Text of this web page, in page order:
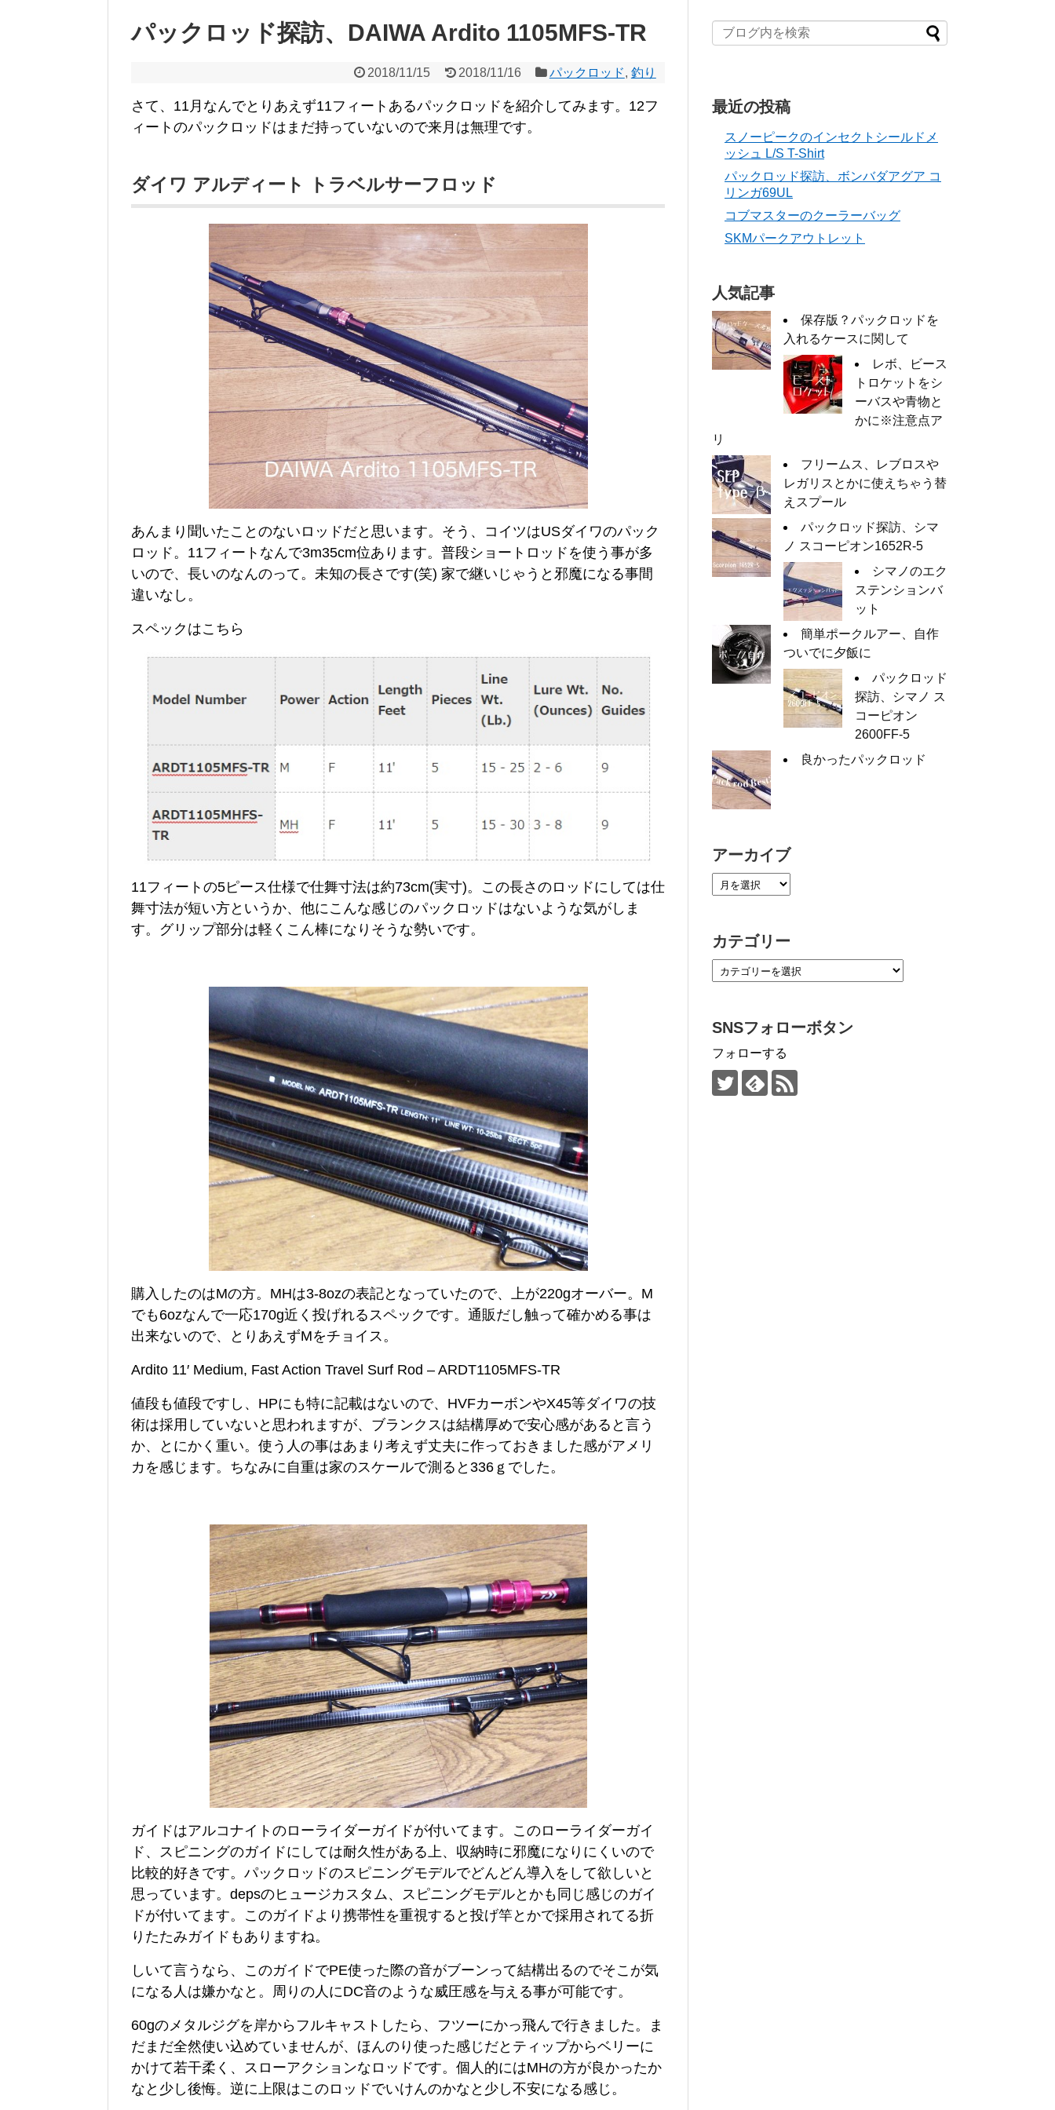
パックロッド探訪、DAIWA Ardito 1105MFS-TR
2018/11/15 2018/11/16 パックロッド, 釣り
さて、11月なんでとりあえず11フィートあるパックロッドを紹介してみます。12フ
ィートのパックロッドはまだ持っていないので来月は無理です。
ダイワ アルディート トラベルサーフロッド
あんまり聞いたことのないロッドだと思います。そう、コイツはUSダイワのパック
ロッド。11フィートなんで3m35cm位あります。普段ショートロッドを使う事が多
いので、長いのなんのって。未知の長さです(笑) 家で継いじゃうと邪魔になる事間
違いなし。
スペックはこちら
11フィートの5ピース仕様で仕舞寸法は約73cm(実寸)。この長さのロッドにしては仕
舞寸法が短い方というか、他にこんな感じのパックロッドはないような気がしま
す。グリップ部分は軽くこん棒になりそうな勢いです。
購入したのはMの方。MHは3-8ozの表記となっていたので、上が220gオーバー。M
でも6ozなんで一応170g近く投げれるスペックです。通販だし触って確かめる事は
出来ないので、とりあえずMをチョイス。
Ardito 11′ Medium, Fast Action Travel Surf Rod – ARDT1105MFS-TR
値段も値段ですし、HPにも特に記載はないので、HVFカーボンやX45等ダイワの技
術は採用していないと思われますが、ブランクスは結構厚めで安心感があると言う
か、とにかく重い。使う人の事はあまり考えず丈夫に作っておきました感がアメリ
カを感じます。ちなみに自重は家のスケールで測ると336ｇでした。
ガイドはアルコナイトのローライダーガイドが付いてます。このローライダーガイ
ド、スピニングのガイドにしては耐久性がある上、収納時に邪魔になりにくいので
比較的好きです。パックロッドのスピニングモデルでどんどん導入をして欲しいと
思っています。depsのヒュージカスタム、スピニングモデルとかも同じ感じのガイ
ドが付いてます。このガイドより携帯性を重視すると投げ竿とかで採用されてる折
りたたみガイドもありますね。
しいて言うなら、このガイドでPE使った際の音がブーンって結構出るのでそこが気
になる人は嫌かなと。周りの人にDC音のような威圧感を与える事が可能です。
60gのメタルジグを岸からフルキャストしたら、フツーにかっ飛んで行きました。ま
だまだ全然使い込めていませんが、ほんのり使った感じだとティップからベリーに
かけて若干柔く、スローアクションなロッドです。個人的にはMHの方が良かったか
なと少し後悔。逆に上限はこのロッドでいけんのかなと少し不安になる感じ。
最近の投稿
スノーピークのインセクトシールドメ
ッシュ L/S T-Shirt
パックロッド探訪、ボンバダアグア コ
リンガ69UL
コブマスターのクーラーバッグ
SKMパークアウトレット
人気記事
保存版？パックロッドを
入れるケースに関して
レボ、ビース
トロケットをシ
ーバスや青物と
かに※注意点ア
リ
フリームス、レブロスや
レガリスとかに使えちゃう替
えスプール
パックロッド探訪、シマ
ノ スコーピオン1652R-5
シマノのエク
ステンションバ
ット
簡単ポークルアー、自作
ついでに夕飯に
パックロッド
探訪、シマノ ス
コーピオン
2600FF-5
良かったパックロッド
アーカイブ
カテゴリー
SNSフォローボタン
フォローする